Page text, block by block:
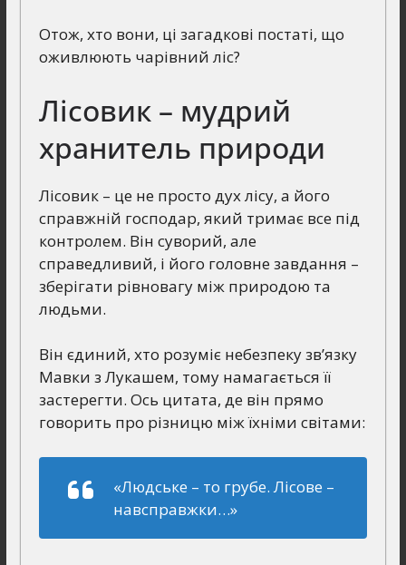
Отож, хто вони, ці загадкові постаті, що
оживлюють чарівний ліс?
Лісовик – мудрий
хранитель природи
Лісовик – це не просто дух лісу, а його
справжній господар, який тримає все під
контролем. Він суворий, але
справедливий, і його головне завдання –
зберігати рівновагу між природою та
людьми.
Він єдиний, хто розуміє небезпеку зв’язку
Мавки з Лукашем, тому намагається її
застерегти. Ось цитата, де він прямо
говорить про різницю між їхніми світами:
«Людське – то грубе. Лісове –
навсправжки…»